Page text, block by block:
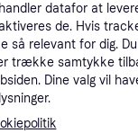
datafor at
de. Hvis
så relevant for dig.
trække samtykke
Dine valg vil